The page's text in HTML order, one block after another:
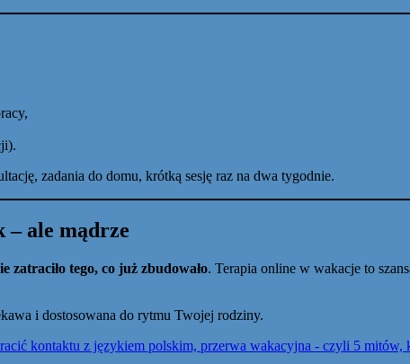
zadania do domu, krótką sesję raz na dwa tygodnie.
– ale mądrze
zatraciło tego, co już zbudowało. Terapia online w wakacje to
i dostosowana do rytmu Twojej rodziny.